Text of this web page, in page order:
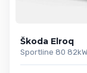
Škoda Elroq
Sportline 80